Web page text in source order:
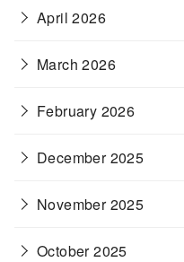
April 2026
March 2026
February 2026
December 2025
November 2025
October 2025